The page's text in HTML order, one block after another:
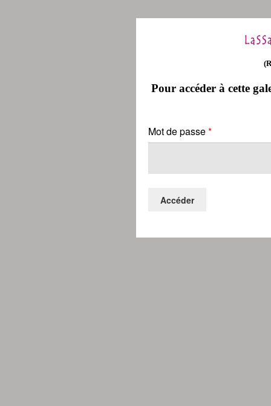
Pour accéder à cette
Mot de passe*
Accéder